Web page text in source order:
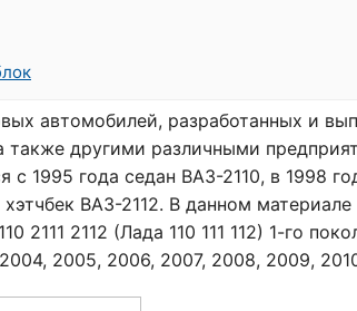
автомобилей, разработанных и
также другими различными
с 1995 года седан ВАЗ-2110, в 1998
хэтчбек ВАЗ-2112. В данном
2111 2112 (Лада 110 111 112) 1-го
2005, 2006, 2007, 2008, 2009,